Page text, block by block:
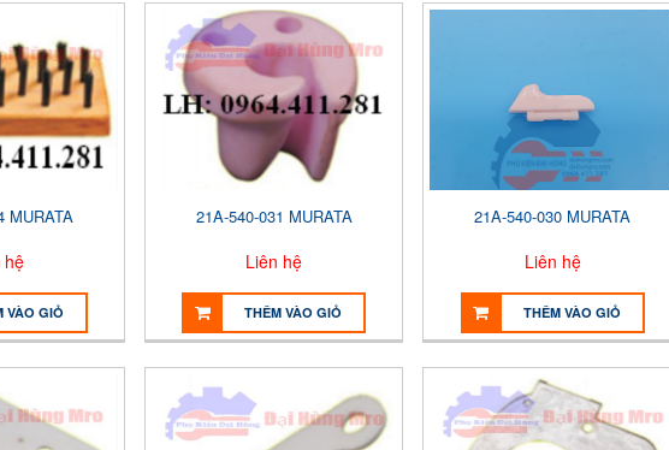
MURATA
hệ
VÀO GIỎ
21A-540-031 MURATA
Liên hệ
THÊM VÀO GIỎ
21A-540-030 MURATA
Liên hệ
THÊM VÀO GIỎ